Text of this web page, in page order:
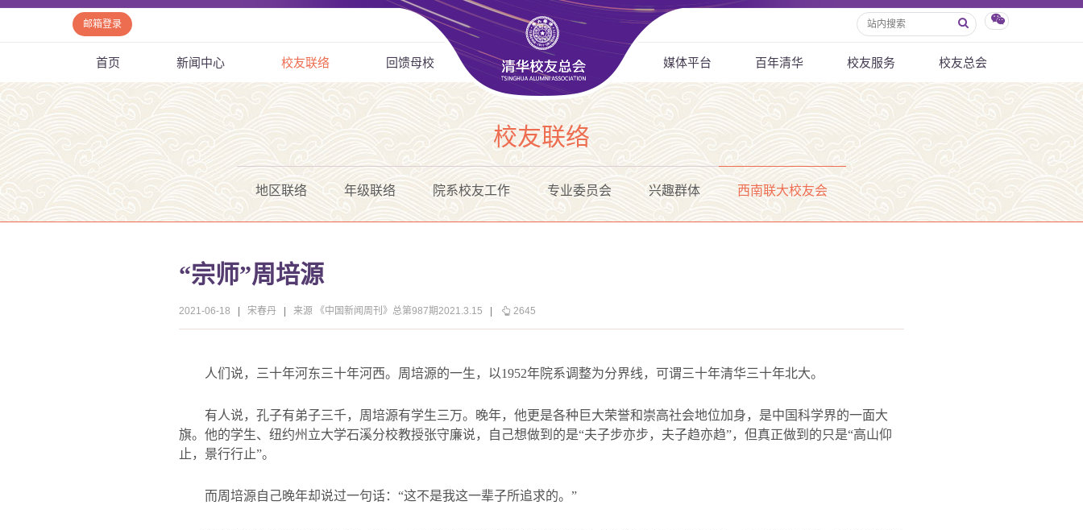
邮箱登录
首页 新闻中心 校友联络 回馈母校 媒体平台 百年清华 校友服务 校友总会
校友联络
地区联络 年级联络 院系校友工作 专业委员会 兴趣群体 西南联大校友会
“宗师”周培源
2021-06-18 宋春丹 来源 《中国新闻周刊》总第987期2021.3.15 2645
人们说，三十年河东三十年河西。周培源的一生，以1952年院系调整为分界线，可谓三十年清华三十年北大。
有人说，孔子有弟子三千，周培源有学生三万。晚年，他更是各种巨大荣誉和崇高社会地位加身，是中国科学界的一面大
旗。他的学生、纽约州立大学石溪分校教授张守廉说，自己想做到的是“夫子步亦步，夫子趋亦趋”，但真正做到的只是“高山仰
止，景行行止”。
而周培源自己晚年却说过一句话：“这不是我这一辈子所追求的。”